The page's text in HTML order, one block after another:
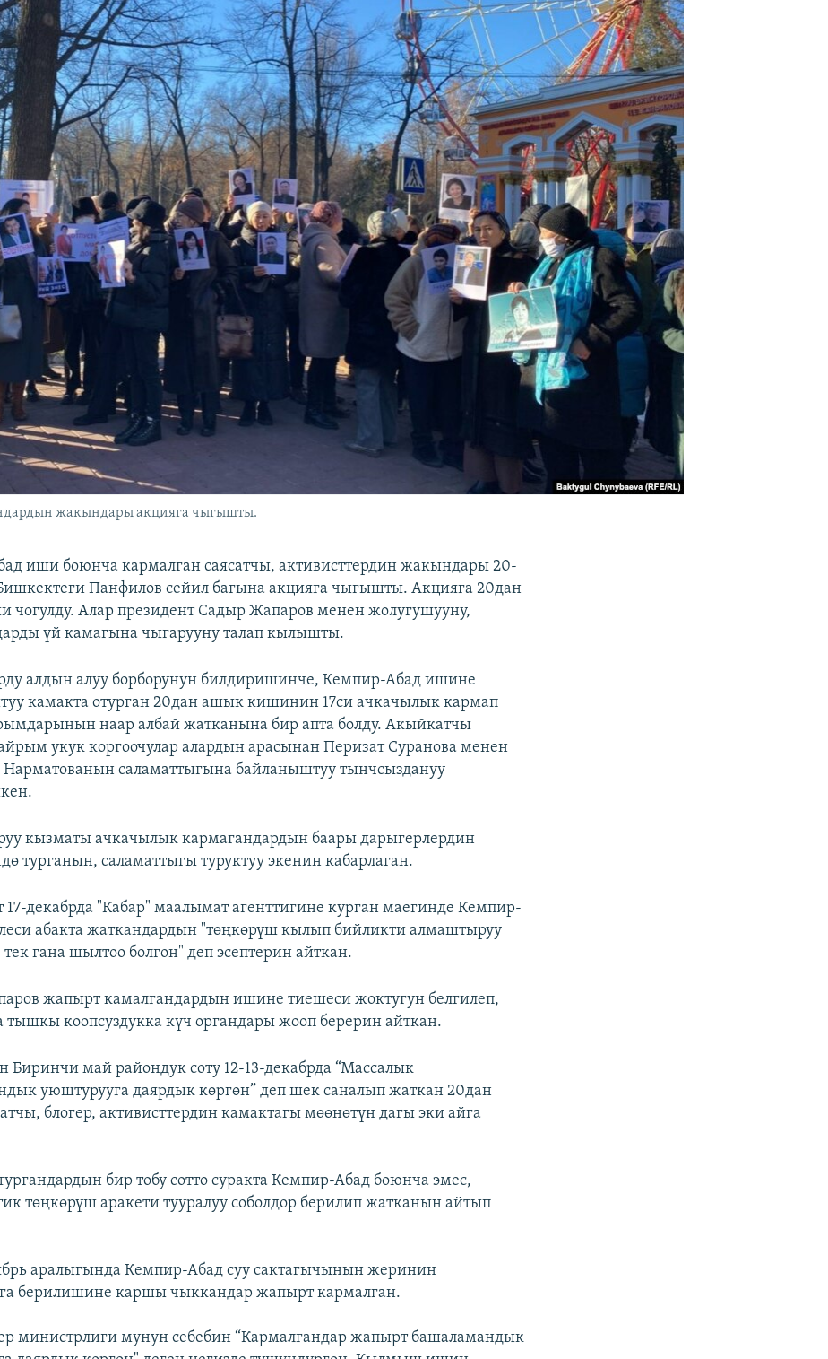
жакындары акцияга чыгышты.
иши боюнча кармалган саясатчы, активисттердин жакындары 20-
Панфилов сейил багына акцияга чыгышты. Акцияга 20дан
Алар президент Садыр Жапаров менен жолугушууну,
үй камагына чыгарууну талап кылышты.
алдын алуу борборунун билдиришинче, Кемпир-Абад ишине
камакта отурган 20дан ашык кишинин 17си ачкачылык кармап
наар албай жатканына бир апта болду. Акыйкатчы
укук коргоочулар алардын арасынан Перизат Суранова менен
саламаттыгына байланыштуу тынчсыздануу
кызматы ачкачылык кармагандардын баары дарыгерлердин
турганын, саламаттыгы туруктуу экенин кабарлаган.
17-декабрда "Кабар" маалымат агенттигине курган маегинде Кемпир-
абакта жаткандардын "төңкөрүш кылып бийликти алмаштыруу
гана шылтоо болгон" деп эсептерин айткан.
жапырт камалгандардын ишине тиешеси жоктугун белгилеп,
коопсуздукка күч органдары жооп берерин айткан.
Биринчи май райондук соту 12-13-декабрда “Массалык
уюштурууга даярдык көргөн” деп шек саналып жаткан 20дан
блогер, активисттердин камактагы мөөнөтүн дагы эки айга
бир тобу сотто суракта Кемпир-Абад боюнча эмес,
төңкөрүш аракети тууралуу соболдор берилип жатканын айтып
аралыгында Кемпир-Абад суу сактагычынын жеринин
берилишине каршы чыккандар жапырт кармалган.
министрлиги мунун себебин “Кармалгандар жапырт башаламандык